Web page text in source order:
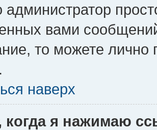
администратор
вами
то можете лично
наверх
когда я нажимаю